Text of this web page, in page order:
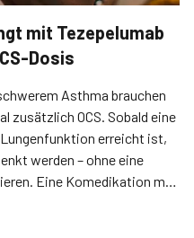
mit Tezepelumab
Dosis
Asthma brauchen
zusätzlich OCS. Sobald eine
erreicht ist,
werden – ohne eine
Eine Komedikation mit